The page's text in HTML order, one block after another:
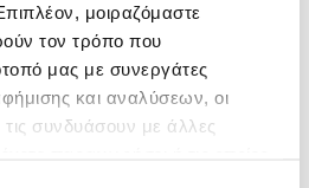
μοιραζόμαστε
τον τρόπο που
μας με συνεργάτες
και αναλύσεων, οι
συνδυάσουν με άλλες
από1,00€
Λάρισα
Λαμία